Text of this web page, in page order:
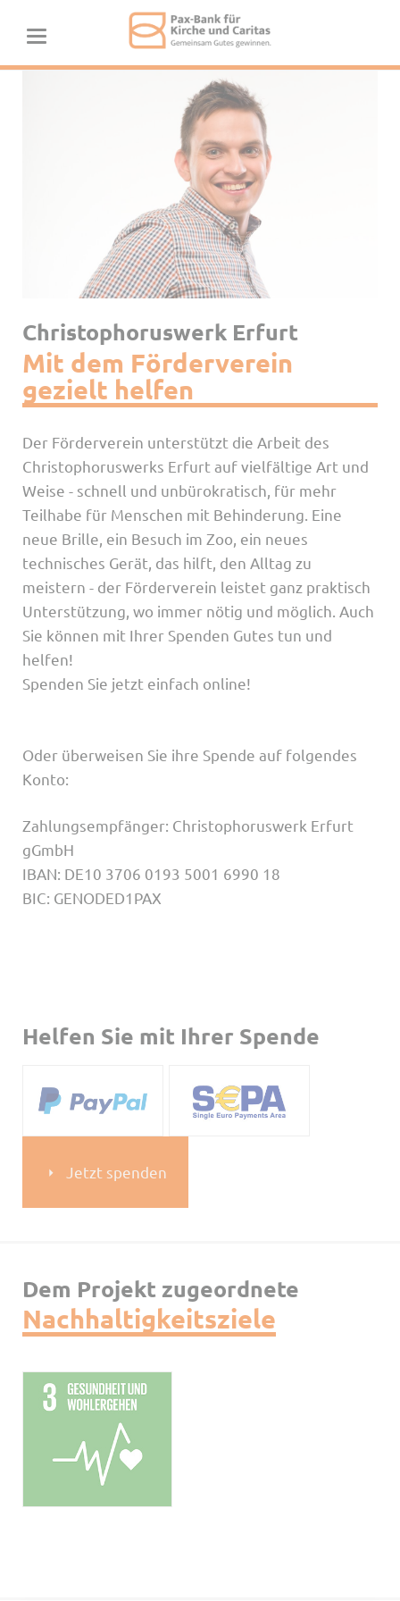
Christophoruswerk Erfurt
Mit dem Förderverein
gezielt helfen
Der Förderverein unterstützt die Arbeit des
Christophoruswerks Erfurt auf vielfältige Art und
Weise - schnell und unbürokratisch, für mehr
Teilhabe für Menschen mit Behinderung. Eine
neue Brille, ein Besuch im Zoo, ein neues
technisches Gerät, das hilft, den Alltag zu
meistern - der Förderverein leistet ganz praktisch
Unterstützung, wo immer nötig und möglich. Auch
Sie können mit Ihrer Spenden Gutes tun und
helfen!
Spenden Sie jetzt einfach online!
Oder überweisen Sie ihre Spende auf folgendes
Konto:
Zahlungsempfänger: Christophoruswerk Erfurt
gGmbH
IBAN: DE10 3706 0193 5001 6990 18
BIC: GENODED1PAX
Helfen Sie mit Ihrer Spende
Jetzt spenden
Dem Projekt zugeordnete
Nachhaltigkeitsziele